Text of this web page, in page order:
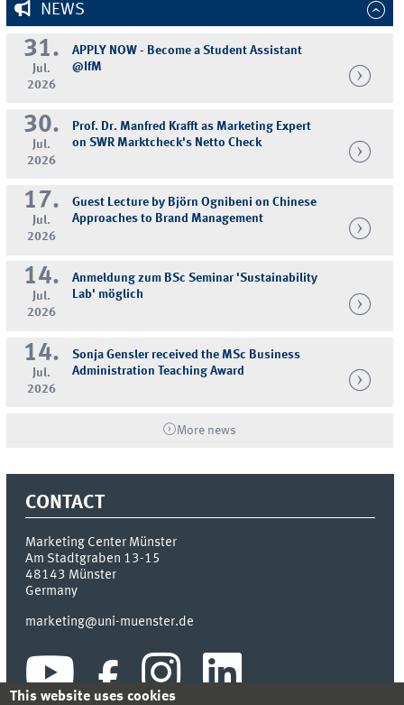
NEWS
31.
Jul.
2026
APPLY NOW - Become a Student Assistant
@IfM
30.
Jul.
2026
Prof. Dr. Manfred Krafft as Marketing Expert
on SWR Marktcheck's Netto Check
17.
Jul.
2026
Guest Lecture by Björn Ognibeni on Chinese
Approaches to Brand Management
14.
Jul.
2026
Anmeldung zum BSc Seminar 'Sustainability
Lab' möglich
14.
Jul.
2026
Sonja Gensler received the MSc Business
Administration Teaching Award
More news
CONTACT
Marketing Center Münster
Am Stadtgraben 13-15
48143 Münster
Germany
marketing@uni-muenster.de
This website uses cookies